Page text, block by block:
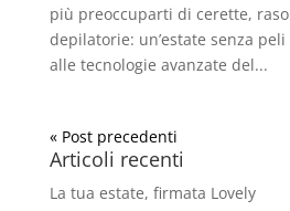
più preoccuparti di cerette,
depilatorie: un’estate senza
alle tecnologie avanzate del...
« Post precedenti
Articoli recenti
La tua estate, firmata Lovely